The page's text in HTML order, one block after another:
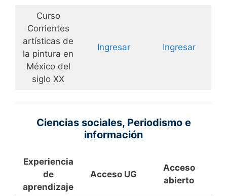
Curso
Corrientes
artísticas de
la pintura en
México del
siglo XX
Ingresar Ingresar
Ciencias sociales, Periodismo e
información
Experiencia
de
aprendizaje
Acceso UG
Acceso
abierto